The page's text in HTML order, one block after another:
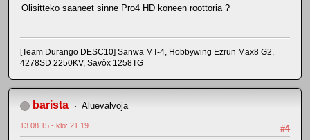
Olisitteko saaneet sinne Pro4 HD koneen roottoria ?
[Team Durango DESC10] Sanwa MT-4, Hobbywing Ezrun Max8 G2,
4278SD 2250KV, Savôx 1258TG
barista Aluevalvoja
#4
13.08.15 - klo: 21.19